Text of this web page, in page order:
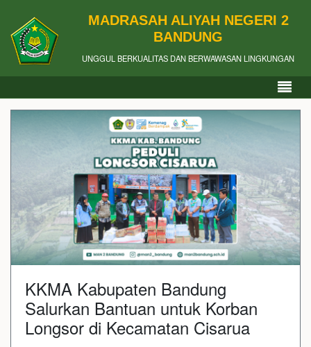
MADRASAH ALIYAH NEGERI 2
BANDUNG
UNGGUL BERKUALITAS DAN BERWAWASAN LINGKUNGAN
KKMA Kabupaten Bandung
Salurkan Bantuan untuk Korban
Longsor di Kecamatan Cisarua